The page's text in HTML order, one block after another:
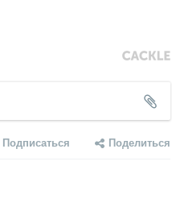
Подписаться Поделиться